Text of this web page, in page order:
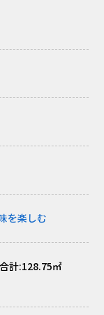
を楽しむ
計:128.75㎡